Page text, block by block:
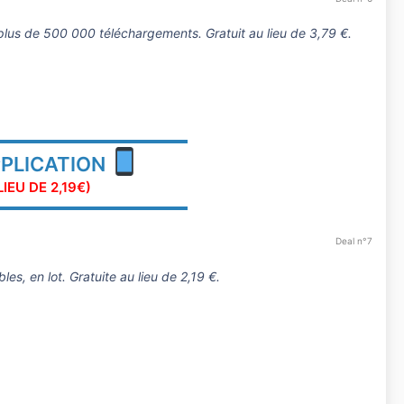
de 500 000 téléchargements. Gratuit au lieu de 3,79 €.
DE 2,19€)
Deal n°7
en lot. Gratuite au lieu de 2,19 €.